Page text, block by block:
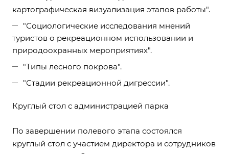
картографическая визуализация этапов работы".
"Социологические исследования мнений
туристов о рекреационном использовании и
природоохранных мероприятиях".
"Типы лесного покрова".
"Стадии рекреационной дигрессии".
Круглый стол с администрацией парка
По завершении полевого этапа состоялся
круглый стол с участием директора и сотрудников